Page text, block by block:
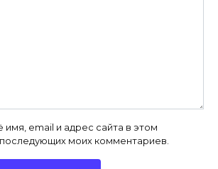
имя, email и адрес сайта в этом
моих комментариев.